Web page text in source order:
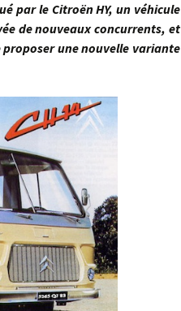
le Citroën HY, un véhicule
de nouveaux concurrents, et
une nouvelle variante